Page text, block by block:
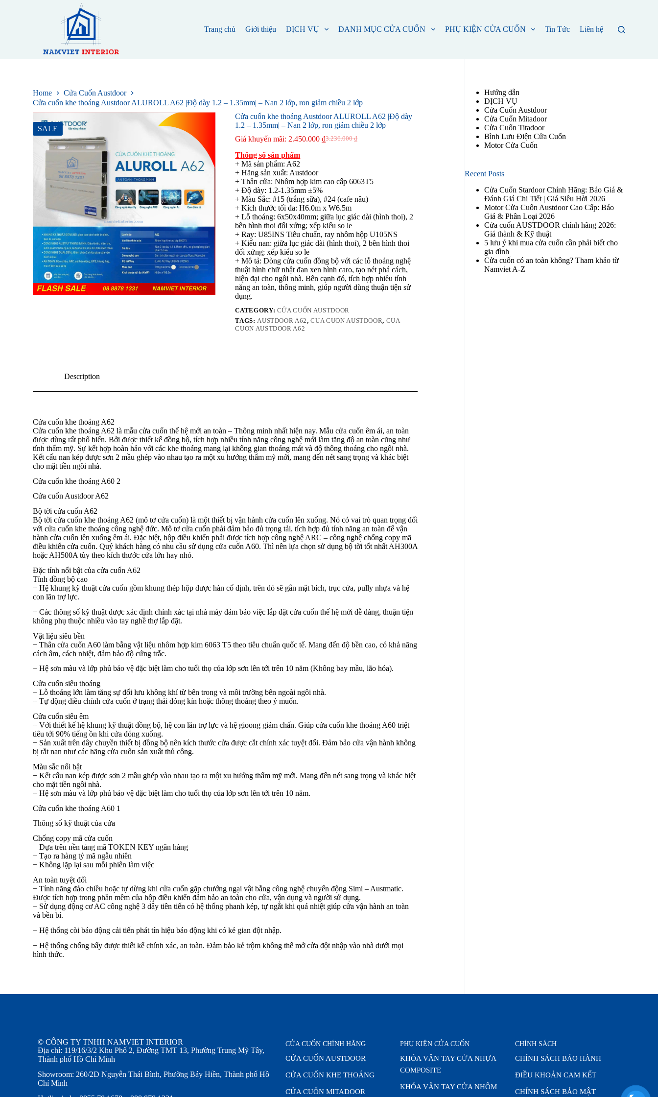
Trang chủ Giới thiệu DỊCH VỤ DANH MỤC CỬA CUỐN PHỤ KIỆN CỬA CUỐN Tin Tức Liên hệ
Home
Cửa Cuốn Austdoor
Cửa cuốn khe thoáng Austdoor ALUROLL A62 |Độ dày 1.2 – 1.35mm| – Nan 2 lớp, ron giảm chiều 2 lớp
SALE
Cửa cuốn khe thoáng Austdoor ALUROLL A62 |Độ dày
1.2 – 1.35mm| – Nan 2 lớp, ron giảm chiều 2 lớp
Giá khuyến mãi:
3.236.000₫
2.450.000₫
Thông số sản phẩm
+ Mã sản phẩm: A62
+ Hãng sản xuất: Austdoor
+ Thân cửa: Nhôm hợp kim cao cấp 6063T5
+ Độ dày: 1.2-1.35mm ±5%
+ Màu Sắc: #15 (trắng sữa), #24 (cafe nâu)
+ Kích thước tối đa: H6.0m x W6.5m
+ Lỗ thoáng: 6x50x40mm; giữa lục giác dài (hình thoi), 2
bên hình thoi đối xứng; xếp kiểu so le
+ Ray: U85INS Tiêu chuẩn, ray nhôm hộp U105NS
+ Kiểu nan: giữa lục giác dài (hình thoi), 2 bên hình thoi
đối xứng; xếp kiểu so le
+ Mô tả: Dòng cửa cuốn đồng bộ với các lỗ thoáng nghệ
thuật hình chữ nhật đan xen hình caro, tạo nét phá cách,
hiện đại cho ngôi nhà. Bên cạnh đó, tích hợp nhiều tính
năng an toàn, thông minh, giúp người dùng thuận tiện sử
dụng.
CATEGORY: CỬA CUỐN AUSTDOOR
TAGS:AUSTDOOR A62,CUA CUON AUSTDOOR, CUA
CUON AUSTDOOR A62
Description
Cửa cuốn khe thoáng A62
Cửa cuốn khe thoáng A62 là mẫu cửa cuốn thế hệ mới an toàn – Thông minh nhất hiện nay. Mẫu cửa cuốn êm ái, an toàn
được dùng rất phổ biến. Bởi được thiết kế đồng bộ, tích hợp nhiều tính năng công nghệ mới làm tăng độ an toàn cũng như
tính thẩm mỹ. Sự kết hợp hoàn hảo với các khe thoáng mang lại không gian thoáng mát và độ thông thoáng cho ngôi nhà.
Kết cấu nan kép được sơn 2 mầu ghép vào nhau tạo ra một xu hướng thẩm mỹ mới, mang đến nét sang trọng và khác biệt
cho mặt tiền ngôi nhà.
Cửa cuốn khe thoáng A60 2
Cửa cuốn Austdoor A62
Bộ tời cửa cuốn A62
Bộ tời cửa cuốn khe thoáng A62 (mô tơ cửa cuốn) là một thiết bị vận hành cửa cuốn lên xuống. Nó có vai trò quan trọng đối
với cửa cuốn khe thoáng công nghệ đức. Mô tơ cửa cuốn phải đảm bảo đủ trọng tải, tích hợp đủ tính năng an toàn để vận
hành cửa cuốn lên xuống êm ái. Đặc biệt, hộp điều khiển phải được tích hợp công nghệ ARC – công nghệ chống copy mã
điều khiển cửa cuốn. Quý khách hàng có nhu cầu sử dụng cửa cuốn A60. Thì nên lựa chọn sử dụng bộ tời tốt nhất AH300A
hoặc AH500A tùy theo kích thước cửa lớn hay nhỏ.
Đặc tính nổi bật của cửa cuốn A62
Tính đồng bộ cao
+ Hệ khung kỹ thuật cửa cuốn gồm khung thép hộp được hàn cố định, trên đó sẽ gắn mặt bích, trục cửa, pully nhựa và hệ
con lăn trợ lực.
+ Các thông số kỹ thuật được xác định chính xác tại nhà máy đảm bảo việc lắp đặt cửa cuốn thế hệ mới dễ dàng, thuận tiện
không phụ thuộc nhiều vào tay nghề thợ lắp đặt.
Vật liệu siêu bền
+ Thân cửa cuốn A60 làm bằng vật liệu nhôm hợp kim 6063 T5 theo tiêu chuẩn quốc tế. Mang đến độ bền cao, có khả năng
cách âm, cách nhiệt, đảm bảo độ cứng trắc.
+ Hệ sơn màu và lớp phủ bảo vệ đặc biệt làm cho tuổi thọ của lớp sơn lên tới trên 10 năm (Không bay mầu, lão hóa).
Cửa cuốn siêu thoáng
+ Lỗ thoáng lớn làm tăng sự đối lưu không khí từ bên trong và môi trường bên ngoài ngôi nhà.
+ Tự động điều chỉnh cửa cuốn ở trạng thái đóng kín hoặc thông thoáng theo ý muốn.
Cửa cuốn siêu êm
+ Với thiết kế hệ khung kỹ thuật đồng bộ, hệ con lăn trợ lực và hệ gioong giảm chấn. Giúp cửa cuốn khe thoáng A60 triệt
tiêu tới 90% tiếng ồn khi cửa đóng xuống.
+ Sản xuất trên dây chuyền thiết bị đồng bộ nên kích thước cửa được cắt chính xác tuyệt đối. Đảm bảo cửa vận hành không
bị rắt nan như các hãng cửa cuốn sản xuất thủ công.
Màu sắc nổi bật
+ Kết cấu nan kép được sơn 2 mầu ghép vào nhau tạo ra một xu hướng thẩm mỹ mới. Mang đến nét sang trọng và khác biệt
cho mặt tiền ngôi nhà.
+ Hệ sơn màu và lớp phủ bảo vệ đặc biệt làm cho tuổi thọ của lớp sơn lên tới trên 10 năm.
Cửa cuốn khe thoáng A60 1
Thông số kỹ thuật của cửa
Chống copy mã cửa cuốn
+ Dựa trên nền tảng mã TOKEN KEY ngân hàng
+ Tạo ra hàng tỷ mã ngẫu nhiên
+ Không lặp lại sau mỗi phiên làm việc
An toàn tuyệt đối
+ Tính năng đảo chiều hoặc tự dừng khi cửa cuốn gặp chướng ngại vật bằng công nghệ chuyển động Simi – Austmatic.
Được tích hợp trong phần mềm của hộp điều khiển đảm bảo an toàn cho cửa, vận dụng và người sử dụng.
+ Sử dụng động cơ AC công nghệ 3 dây tiên tiến có hệ thống phanh kép, tự ngắt khi quá nhiệt giúp cửa vận hành an toàn
và bền bỉ.
+ Hệ thống còi báo động cải tiến phát tín hiệu báo động khi có kẻ gian đột nhập.
+ Hệ thống chống bẩy được thiết kế chính xác, an toàn. Đảm bảo kẻ trộm không thể mở cửa đột nhập vào nhà dưới mọi
hình thức.
Hướng dẫn
DỊCH VỤ
Cửa Cuốn Austdoor
Cửa Cuốn Mitadoor
Cửa Cuốn Titadoor
Bình Lưu Điện Cửa Cuốn
Motor Cửa Cuốn
Recent Posts
Cửa Cuốn Stardoor Chính Hãng: Báo Giá &
Đánh Giá Chi Tiết | Giá Siêu Hời 2026
Motor Cửa Cuốn Austdoor Cao Cấp: Báo
Giá & Phân Loại 2026
Cửa cuốn AUSTDOOR chính hãng 2026:
Giá thành & Kỹ thuật
5 lưu ý khi mua cửa cuốn cần phải biết cho
gia đình
Cửa cuốn có an toàn không? Tham khảo từ
Namviet A-Z
© CÔNG TY TNHH NAMVIET INTERIOR
Địa chỉ: 119/16/3/2 Khu Phố 2, Đường TMT 13, Phường Trung Mỹ Tây,
Thành phố Hồ Chí Minh
Showroom: 260/2D Nguyễn Thái Bình, Phường Bảy Hiền, Thành phố Hồ
Chí Minh
CỬA CUỐN CHÍNH HÃNG
CỬA CUỐN AUSTDOOR
CỬA CUỐN KHE THOÁNG
CỬA CUỐN MITADOOR
PHỤ KIỆN CỬA CUỐN
KHÓA VÂN TAY CỬA NHỰA
COMPOSITE
KHÓA VÂN TAY CỬA NHÔM
CHÍNH SÁCH
CHÍNH SÁCH BẢO HÀNH
ĐIỀU KHOẢN CAM KẾT
CHÍNH SÁCH BẢO MẬT